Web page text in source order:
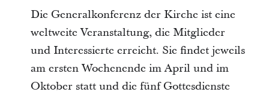
Die Generalkonferenz der Kirche ist eine
weltweite Veranstaltung, die Mitglieder
und Interessierte erreicht. Sie findet jeweils
am ersten Wochenende im April und im
Oktober statt und die fünf Gottesdienste